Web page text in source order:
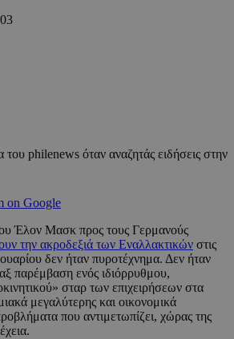
philenews όταν αναζητάς ειδήσεις στην
on Google
Έλον Μασκ προς τους Γερμανούς
την ακροδεξιά των Εναλλακτικών στις
δεν ήταν πυροτέχνημα. Δεν ήταν
παρέμβαση ενός ιδιόρρυθμου,
σταρ των επιχειρήσεων στα
μεγαλύτερης και οικονομικά
που αντιμετωπίζει, χώρας της